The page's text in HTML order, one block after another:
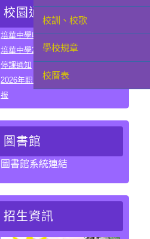
校訓、校歌
學校規章
校曆表
校園通告
培華中學收費項目一覽表
培華中學2024-2025學年報名費
停課通知
2026年职业教育国家教学成果奖申
报
圖書館
圖書館系統連結
招生資訊